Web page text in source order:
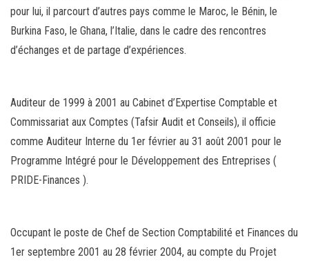
pour lui, il parcourt d’autres pays comme le Maroc, le Bénin, le
Burkina Faso, le Ghana, l’Italie, dans le cadre des rencontres
d’échanges et de partage d’expériences.
Auditeur de 1999 à 2001 au Cabinet d’Expertise Comptable et
Commissariat aux Comptes (Tafsir Audit et Conseils), il officie
comme Auditeur Interne du 1er février au 31 août 2001 pour le
Programme Intégré pour le Développement des Entreprises (
PRIDE-Finances ).
Occupant le poste de Chef de Section Comptabilité et Finances du
1er septembre 2001 au 28 février 2004, au compte du Projet